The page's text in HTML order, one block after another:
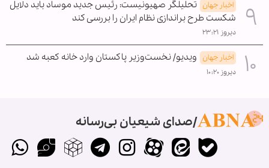
اخبار جهان تحلیلگر صهیونیست: رئیس جدید موساد باید دلایل
شکست طرح براندازی نظام ایران را بررسی کند
دیروز ۲۳:۲۱
اخبار جهان ویدیو/ نخست‌وزیر پاکستان وارد خانه کعبه شد
دیروز ۱۰:۲۰
صدای شیعیان بی‌رسانه